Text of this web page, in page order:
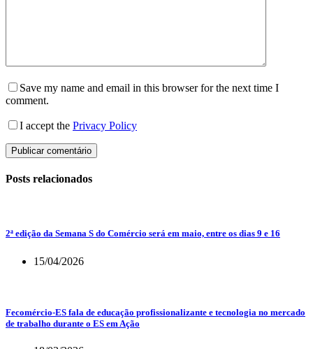
Save my name and email in this browser for the next time I
comment.
I accept the Privacy Policy
Publicar comentário
Posts relacionados
2ª edição da Semana S do Comércio será em maio, entre os dias 9 e 16
15/04/2026
Fecomércio-ES fala de educação profissionalizante e tecnologia no mercado
de trabalho durante o ES em Ação